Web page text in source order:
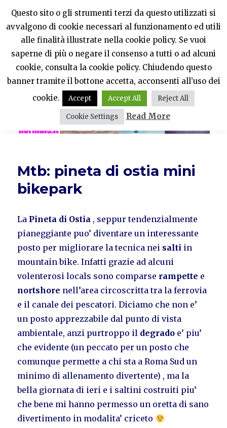
PercheNONEssereNormali?
MENU
Mtb: pineta di ostia mini
bikepark
La Pineta di Ostia , seppur tendenzialmente
pianeggiante puo’ diventare un interessante
posto per migliorare la tecnica nei salti in
mountain bike. Infatti grazie ad alcuni
volenterosi locals sono comparse rampette e
nortshore nell’area circoscritta tra la ferrovia
e il canale dei pescatori. Diciamo che non e’
un posto apprezzabile dal punto di vista
ambientale, anzi purtroppo il degrado e’ piu’
che evidente (un peccato per un posto che
comunque permette a chi sta a Roma Sud un
minimo di allenamento divertente) , ma la
bella giornata di ieri e i saltini costruiti piu’
che bene mi hanno permesso un oretta di sano
divertimento in modalita’ criceto
Questo sito o gli strumenti terzi da questo utilizzati si
avvalgono di cookie necessari al funzionamento ed utili
alle finalità illustrate nella cookie policy. Se vuoi
saperne di più o negare il consenso a tutti o ad alcuni
cookie, consulta la cookie policy. Chiudendo questo
banner tramite il bottone accetta, acconsenti all’uso dei
cookie.
Accept Accept All Reject All
Cookie Settings Read More